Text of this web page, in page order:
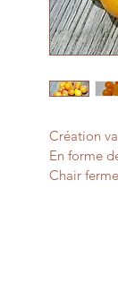
Création
En forme
Chair